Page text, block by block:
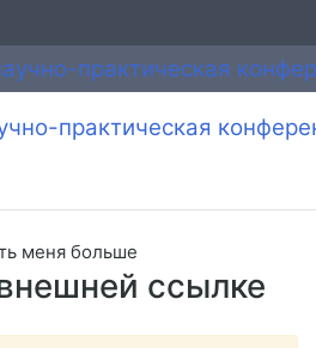
практическая
ссылке
меня больше